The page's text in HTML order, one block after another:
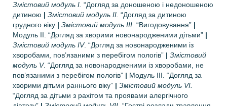
Змістовий модуль І. “Догляд за доношеною і недоношеною
дитиною | Змістовий модуль ІІ. “Догляд за дитиною
грудного віку | Змістовий модуль ІІІ . “Вигодовування” |
Модуль ІІ. “Догляд за хворими новонародженими дітьми” |
Змістовий модуль IV. “Догляд за новонародженими із
хворобами, пов’язаними з перебігом пологів” | Змістовий
модуль V. “Догляд за новонародженими із хворобами, не
пов’язаними з перебігом пологів” | Модуль ІІІ. “Догляд за
хворими дітьми раннього віку” | Змістовий модуль VI.
“Догляд за дітьми з рахітом та проявами алергічного